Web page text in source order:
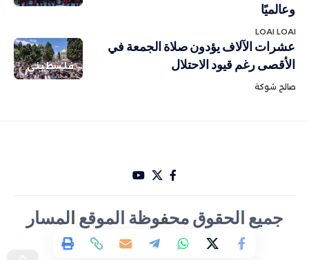
وعالميًا
LOAI LOAI
فلسطيني
عشرات الآلاف يؤدون صلاة الجمعة في
الأقصى رغم قيود الاحتلال
صالح شوكة
جميع الحقوق محفوظة الموقع المسار
الأخباري تصميم Hakam